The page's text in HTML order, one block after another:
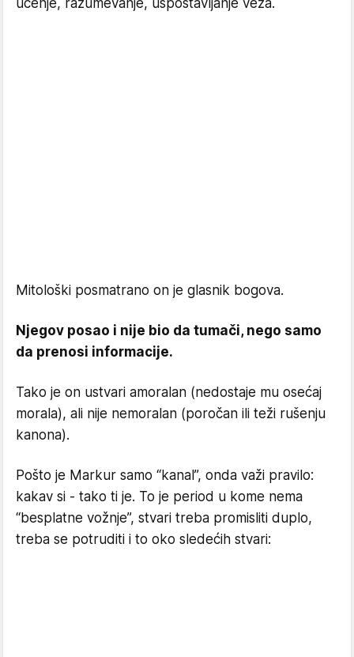
Mitološki posmatrano on je glasnik bogova.
Njegov posao i nije bio da tumači, nego samo
da prenosi informacije.
Tako je on ustvari amoralan (nedostaje mu osećaj
morala), ali nije nemoralan (poročan ili teži rušenju
kanona).
Pošto je Markur samo “kanal”, onda važi pravilo:
kakav si - tako ti je. To je period u kome nema
“besplatne vožnje”, stvari treba promisliti duplo,
treba se potruditi i to oko sledećih stvari: